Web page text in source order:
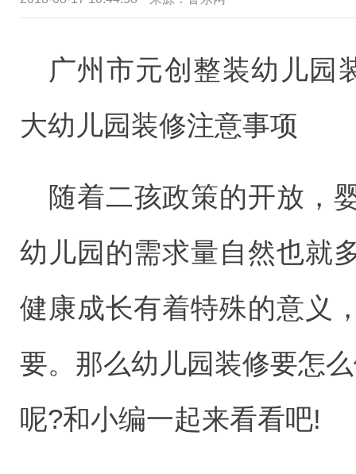
广州市元创整装幼儿园
大幼儿园装修注意事项
随着二孩政策的开放，
幼儿园的需求量自然也就
健康成长有着特殊的意义
要。那么幼儿园装修要怎
呢?和小编一起来看看吧!